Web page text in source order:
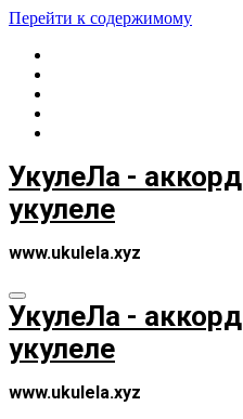
Перейти к содержимому
УкулеЛа -
укулеле
www.ukulela.xyz
УкулеЛа -
укулеле
www.ukulela.xyz